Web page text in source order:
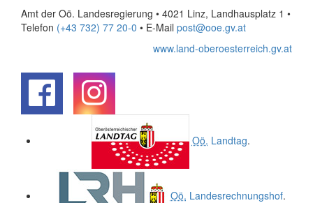
Amt der Oö. Landesregierung • 4021 Linz, Landhausplatz 1 •
Telefon (+43 732) 77 20-0 • E-Mail post@ooe.gv.at
www.land-oberoesterreich.gv.at
Oö. Landtag.
Oö. Landesrechnungshof.